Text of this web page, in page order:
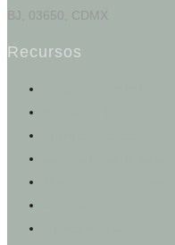
BJ, 03650, CDMX
Recursos